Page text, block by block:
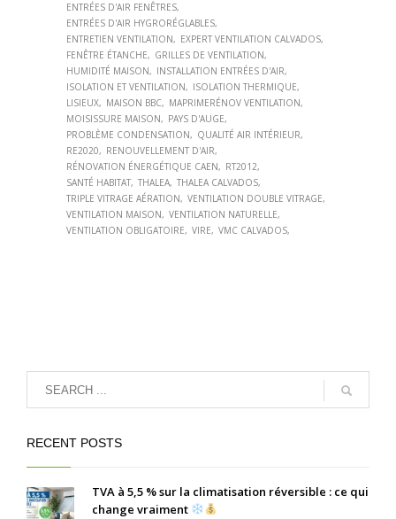
ENTRÉES D'AIR FENÊTRES
ENTRÉES D'AIR HYGRORÉGLABLES
ENTRETIEN VENTILATION
EXPERT VENTILATION CALVADOS
FENÊTRE ÉTANCHE
GRILLES DE VENTILATION
HUMIDITÉ MAISON
INSTALLATION ENTRÉES D'AIR
ISOLATION ET VENTILATION
ISOLATION THERMIQUE
LISIEUX
MAISON BBC
MAPRIMERÉNOV VENTILATION
MOISISSURE MAISON
PAYS D'AUGE
PROBLÈME CONDENSATION
QUALITÉ AIR INTÉRIEUR
RE2020
RENOUVELLEMENT D'AIR
RÉNOVATION ÉNERGÉTIQUE CAEN
RT2012
SANTÉ HABITAT THALEA THALEA CALVADOS
TRIPLE VITRAGE AÉRATION
VENTILATION DOUBLE VITRAGE
VENTILATION MAISON
VENTILATION NATURELLE
VENTILATION OBLIGATOIRE
VIRE VMC CALVADOS
RECENT POSTS
TVA à 5,5 % sur la climatisation réversible : ce qui
change vraiment